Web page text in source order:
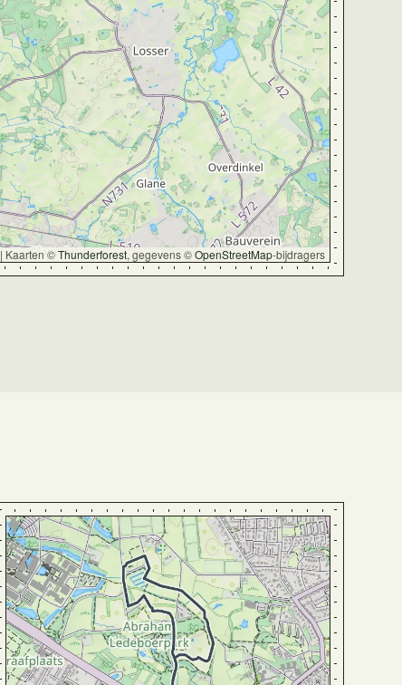
| Kaarten ©Thunderforest, gegevens ©OpenStreetMap-bijdragers